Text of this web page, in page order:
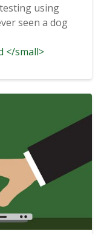
using
seen a dog
</small>